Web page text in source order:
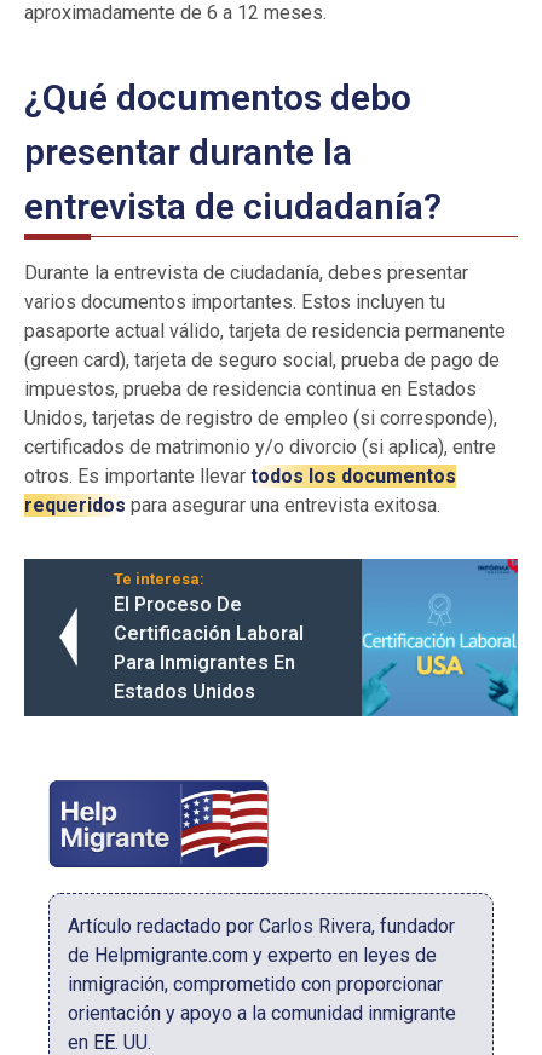
aproximadamente de 6 a 12 meses.
¿Qué documentos debo
presentar durante la
entrevista de ciudadanía?
Durante la entrevista de ciudadanía, debes presentar
varios documentos importantes. Estos incluyen tu
pasaporte actual válido, tarjeta de residencia permanente
(green card), tarjeta de seguro social, prueba de pago de
impuestos, prueba de residencia continua en Estados
Unidos, tarjetas de registro de empleo (si corresponde),
certificados de matrimonio y/o divorcio (si aplica), entre
otros. Es importante llevar todos los documentos
requeridos para asegurar una entrevista exitosa.
Te interesa:
El Proceso De
Certificación Laboral
Para Inmigrantes En
Estados Unidos
Artículo redactado por Carlos Rivera, fundador
de Helpmigrante.com y experto en leyes de
inmigración, comprometido con proporcionar
orientación y apoyo a la comunidad inmigrante
en EE. UU.